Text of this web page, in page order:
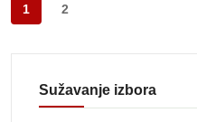
1 2
Sužavanje izbora